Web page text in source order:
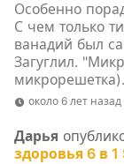
Особенно
С чем только
ванадий был
Загуглил.
около 6 лет назад
Дарья
здоровья 6 в 1